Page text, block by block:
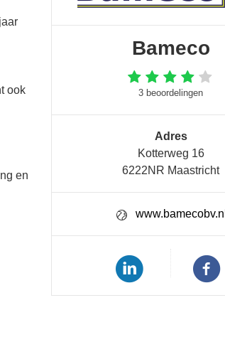
ook
en
Bameco
3 beoordelingen
Adres
Kotterweg 16
6222NR Maastricht
www.bamecobv.nl